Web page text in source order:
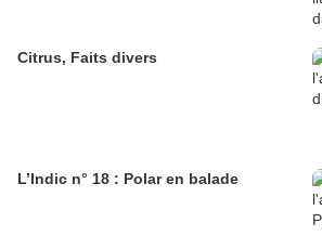
Citrus, Faits divers
L’Indic n° 18 : Polar en balade